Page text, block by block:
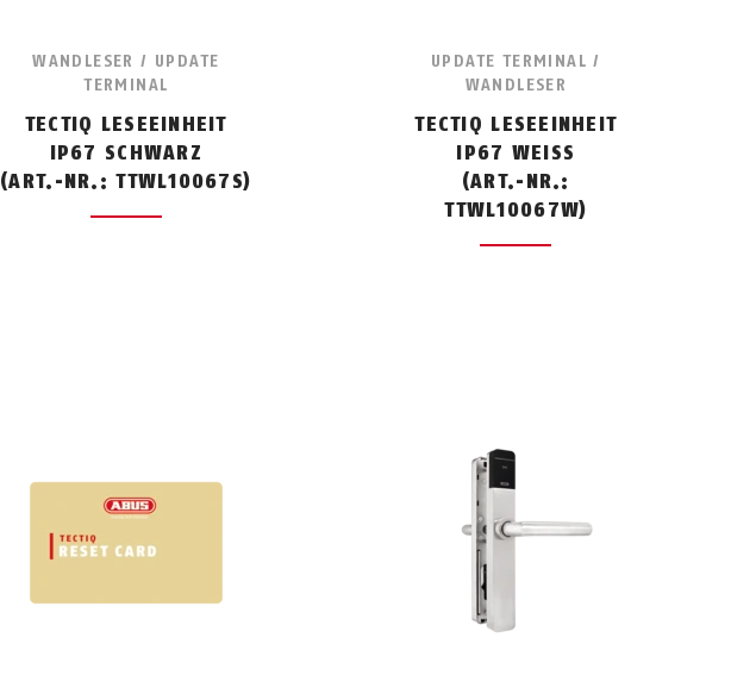
WANDLESER / UPDATE
TERMINAL
TECTIQ LESEEINHEIT
IP67 SCHWARZ
(ART.-NR.: TTWL10067S)
UPDATE TERMINAL /
WANDLESER
TECTIQ LESEEINHEIT
IP67 WEISS
(ART.-NR.:
TTWL10067W)